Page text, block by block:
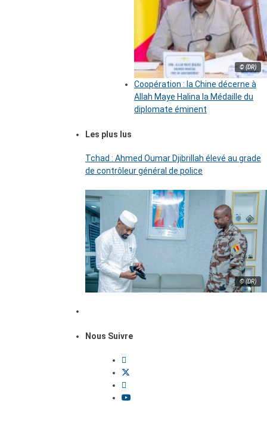
© (DR)
Coopération : la Chine décerne à
Allah Maye Halina la Médaille du
diplomate éminent
Les plus lus
Tchad : Ahmed Oumar Djibrillah élevé au grade
de contrôleur général de police
© (DR)
Nous Suivre